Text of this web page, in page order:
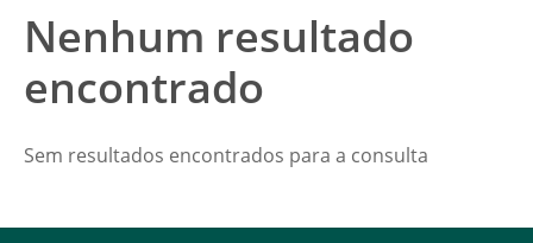
Nenhum resultado
encontrado
Sem resultados encontrados para a consulta